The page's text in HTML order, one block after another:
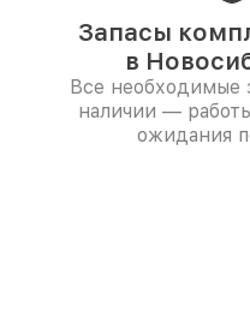
Запасы
в
Все необходимые
наличии —
ожидания